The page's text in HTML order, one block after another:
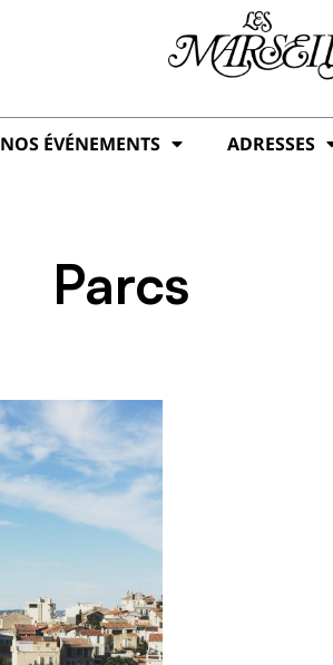
NOS ÉVÉNEMENTS ADRESSES
Parcs